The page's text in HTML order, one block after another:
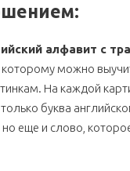
алфавит с
которому можно
На каждой
буква
еще и слово,